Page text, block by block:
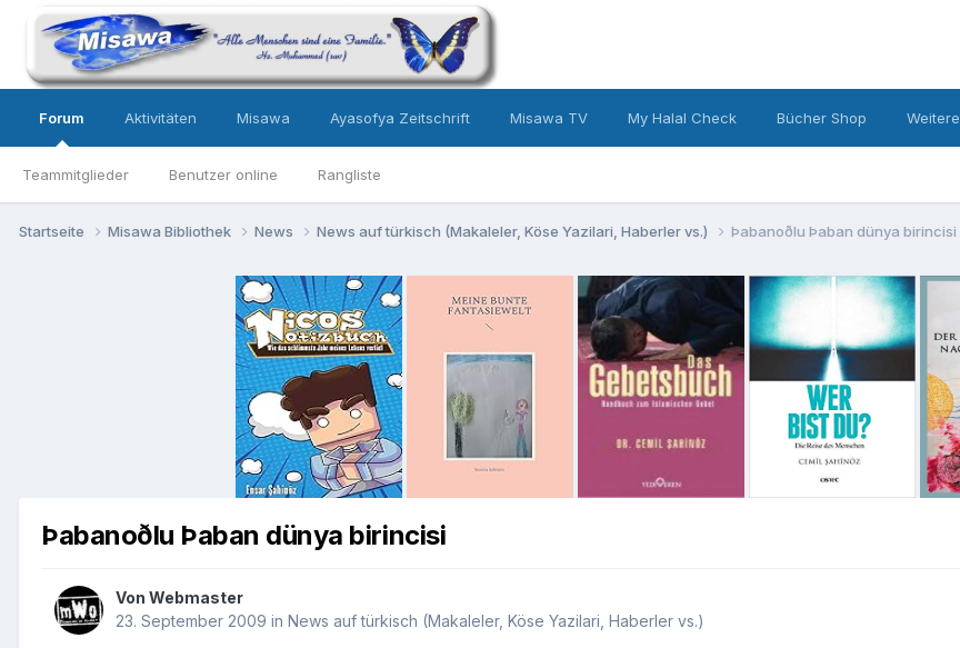
Forum
Teammitglieder Benutzer online Rangliste
Aktivitäten Misawa Ayasofya Zeitschrift Misawa TV My Halal Check Bücher Shop Weitere
Startseite Misawa Bibliothek News News auf türkisch (Makaleler, Köse Yazilari, Haberler vs.) Þabanoðlu Þaban dünya birincisi
Þabanoðlu Þaban dünya birincisi
Von Webmaster
23. September 2009 in News auf türkisch (Makaleler, Köse Yazilari, Haberler vs.)